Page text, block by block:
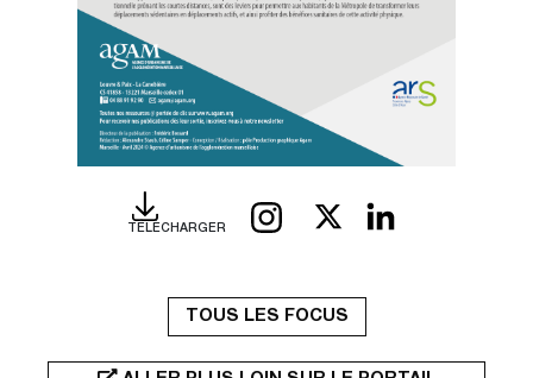
TÉLÉCHARGER
INSTAGRAM X
TOUS LES FOCUS